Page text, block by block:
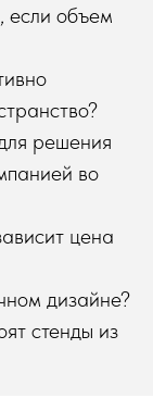
если объем
решения
во
цена
дизайне?
стенды из